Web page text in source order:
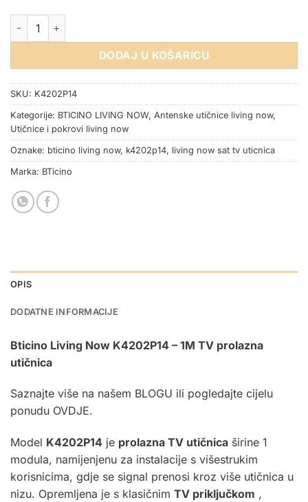
TV PROLAZNA UTIČNICA 1M BTICINO LIVING NOW količina
DODAJ U KOŠARICU
SKU: K4202P14
Kategorije: BTICINO LIVING NOW, Antenske utičnice living now,
Utičnice i pokrovi living now
Oznake: bticino living now, k4202p14, living now sat tv uticnica
Marka: BTicino
OPIS
DODATNE INFORMACIJE
Bticino Living Now K4202P14 – 1M TV prolazna
utičnica
Saznajte više na našem BLOGU ili pogledajte cijelu
ponudu OVDJE.
Model K4202P14 je prolazna TV utičnica širine 1
modula, namijenjenu za instalacije s višestrukim
korisnicima, gdje se signal prenosi kroz više utičnica u
nizu. Opremljena je s klasičnim TV priključkom ,